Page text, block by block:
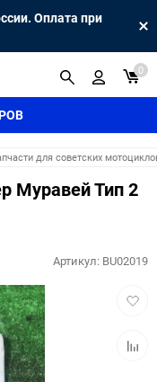
Оплата при
0
для советских
Муравей Тип 2
Артикул: BU02019